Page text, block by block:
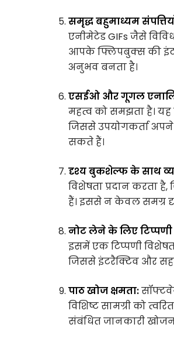
समृद्ध बहुमाध्यम
एनीमेटेड GIFs जैसे
आपके फ्लिपबुक्स की
अनुभव बनता है।
एसईओ और गूगल
महत्व को समझता है।
जिससे उपयोगकर्ता
सकते हैं।
दृश्य बुकशेल्फ के साथ
विशेषता प्रदान करता
हैं। इससे न केवल समग्र
नोट लेने के लिए टिप्पणी
इसमें एक टिप्पणी
जिससे इंटरैक्टिव और
पाठ खोज क्षमता:
विशिष्ट सामग्री को
संबंधित जानकारी